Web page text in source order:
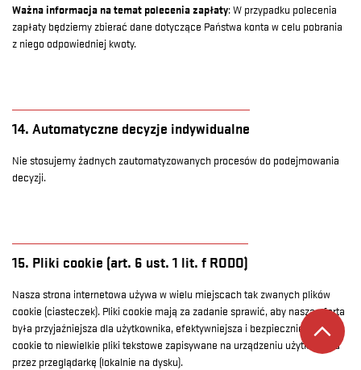
Ważna informacja na temat polecenia zapłaty: W przypadku polecenia
zapłaty będziemy zbierać dane dotyczące Państwa konta w celu pobrania
z niego odpowiedniej kwoty.
14. Automatyczne decyzje indywidualne
Nie stosujemy żadnych zautomatyzowanych procesów do podejmowania
decyzji.
15. Pliki cookie (art. 6 ust. 1 lit. f RODO)
Nasza strona internetowa używa w wielu miejscach tak zwanych plików
cookie (ciasteczek). Pliki cookie mają za zadanie sprawić, aby nasza oferta
była przyjaźniejsza dla użytkownika, efektywniejsza i bezpieczniejsza. Pliki
cookie to niewielkie pliki tekstowe zapisywane na urządzeniu użytkownika
przez przeglądarkę (lokalnie na dysku).